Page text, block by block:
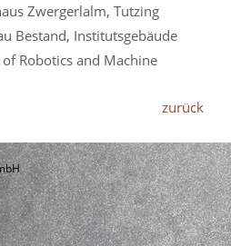
Zwergerlalm, Tutzing
Bestand, Institutsgebäude
Robotics and Machine
zurück